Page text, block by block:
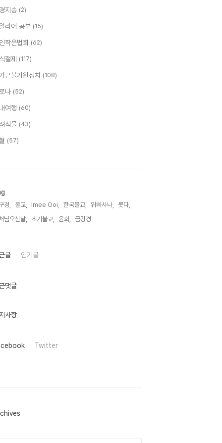
지송 (2)
리어 공부 (15)
작은법회 (62)
절제 (117)
근불가원정치 (108)
나 (52)
여행 (60)
식물 (43)
(57)
경, 불교, Imee Ooi, 한국불교, 위빠사나,
붓다,
님오신날,
초기불교, 윤회, 금강경,
글 인기글
댓글
사항
Twitter